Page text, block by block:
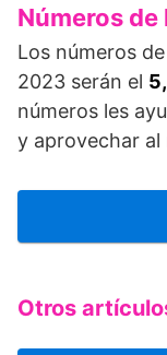
Números
Los números
2023 serán el
números les
y aprovechar al
Otros